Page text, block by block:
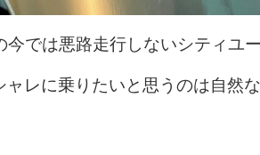
今では悪路走行しないシティユ
ャレに乗りたいと思うのは自然な